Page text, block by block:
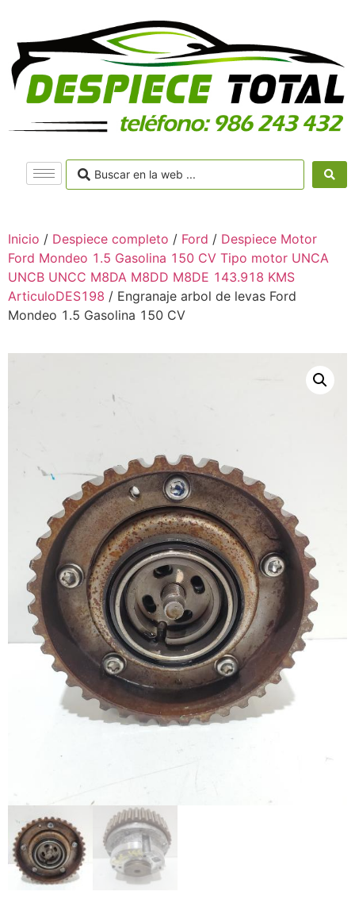
Inicio / Despiece completo / Ford / Despiece Motor
Ford Mondeo 1.5 Gasolina 150 CV Tipo motor UNCA
UNCB UNCC M8DA M8DD M8DE 143.918 KMS
ArticuloDES198 / Engranaje arbol de levas Ford
Mondeo 1.5 Gasolina 150 CV